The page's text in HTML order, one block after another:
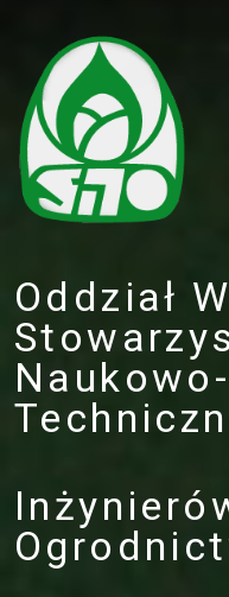
Oddział
Naukowo-